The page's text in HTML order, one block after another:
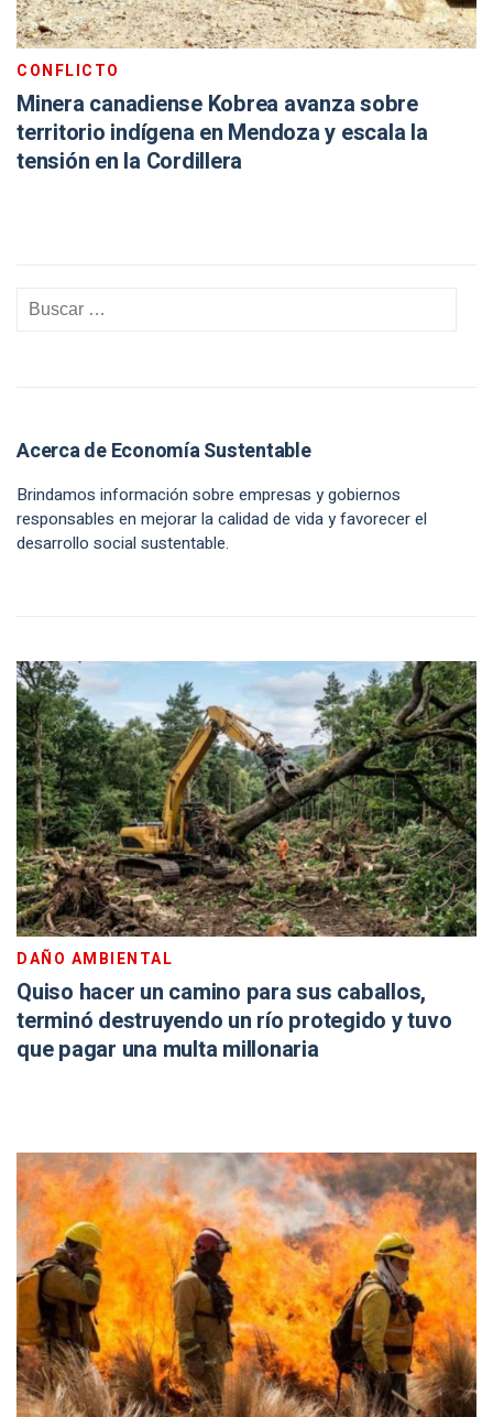
CONFLICTO
Minera canadiense Kobrea avanza sobre
territorio indígena en Mendoza y escala la
tensión en la Cordillera
Acerca de Economía Sustentable
Brindamos información sobre empresas y gobiernos
responsables en mejorar la calidad de vida y favorecer el
desarrollo social sustentable.
DAÑO AMBIENTAL
Quiso hacer un camino para sus caballos,
terminó destruyendo un río protegido y tuvo
que pagar una multa millonaria